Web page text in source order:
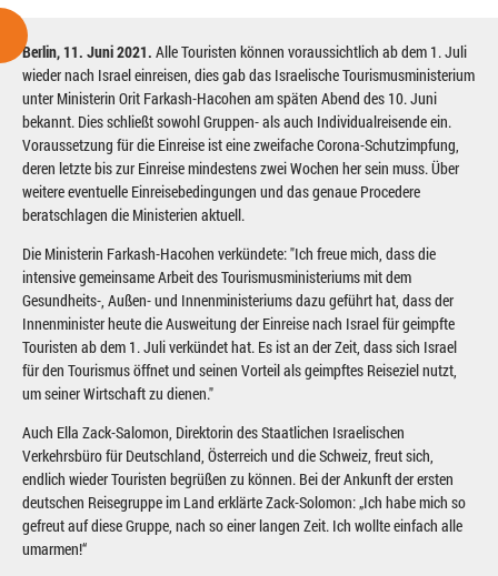
Berlin, 11. Juni 2021. Alle Touristen können voraussichtlich ab dem 1. Juli
wieder nach Israel einreisen, dies gab das Israelische Tourismusministerium
unter Ministerin Orit Farkash-Hacohen am späten Abend des 10. Juni
bekannt. Dies schließt sowohl Gruppen- als auch Individualreisende ein.
Voraussetzung für die Einreise ist eine zweifache Corona-Schutzimpfung,
deren letzte bis zur Einreise mindestens zwei Wochen her sein muss. Über
weitere eventuelle Einreisebedingungen und das genaue Procedere
beratschlagen die Ministerien aktuell.
Die Ministerin Farkash-Hacohen verkündete: "Ich freue mich, dass die
intensive gemeinsame Arbeit des Tourismusministeriums mit dem
Gesundheits-, Außen- und Innenministeriums dazu geführt hat, dass der
Innenminister heute die Ausweitung der Einreise nach Israel für geimpfte
Touristen ab dem 1. Juli verkündet hat. Es ist an der Zeit, dass sich Israel
für den Tourismus öffnet und seinen Vorteil als geimpftes Reiseziel nutzt,
um seiner Wirtschaft zu dienen."
Auch Ella Zack-Salomon, Direktorin des Staatlichen Israelischen
Verkehrsbüro für Deutschland, Österreich und die Schweiz, freut sich,
endlich wieder Touristen begrüßen zu können. Bei der Ankunft der ersten
deutschen Reisegruppe im Land erklärte Zack-Solomon: „Ich habe mich so
gefreut auf diese Gruppe, nach so einer langen Zeit. Ich wollte einfach alle
umarmen!“